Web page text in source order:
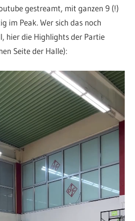
gestreamt, mit ganzen 9 (!)
im Peak. Wer sich das noch
hier die Highlights der Partie
Seite der Halle):